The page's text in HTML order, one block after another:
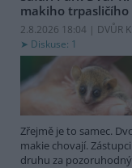
makiho trpasličího
2.8.2026 18:04 | DVŮR
Diskuse: 1
Zřejmě je to samec.
makie chovají.
druhu za